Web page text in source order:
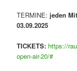
TERMINE: jeden
03.09.2025
TICKETS: https://
open-air-20/#